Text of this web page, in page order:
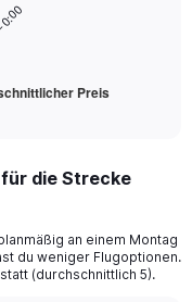
Preis
die Strecke
an einem Montag
du weniger Flugoptionen.
(durchschnittlich 5).